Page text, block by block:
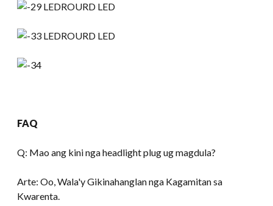
FAQ
Q: Mao ang kini nga headlight plug ug magdula?
Arte: Oo, Wala'y Gikinahanglan nga Kagamitan sa
Kwarenta.